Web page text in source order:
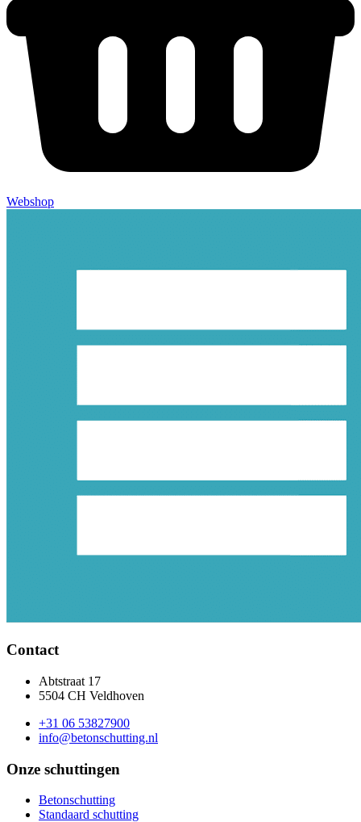
Webshop
Contact
Abtstraat 17
5504 CH Veldhoven
+31 06 53827900
info@betonschutting.nl
Onze schuttingen
Betonschutting
Standaard schutting